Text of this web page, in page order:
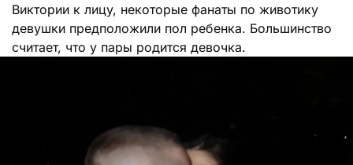
Виктории к лицу, некоторые фанаты по животику
девушки предположили пол ребенка. Большинство
считает, что у пары родится девочка.